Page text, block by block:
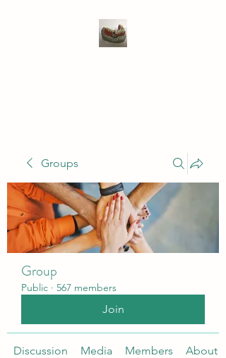
Groups
Group
Public · 567 members
Join
Discussion Media Members About